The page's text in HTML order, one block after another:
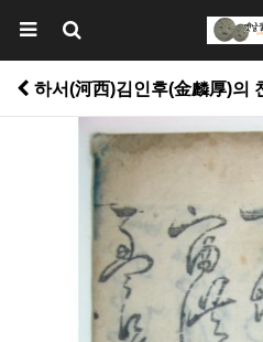
하서(河西)김인후(金麟厚)의 천